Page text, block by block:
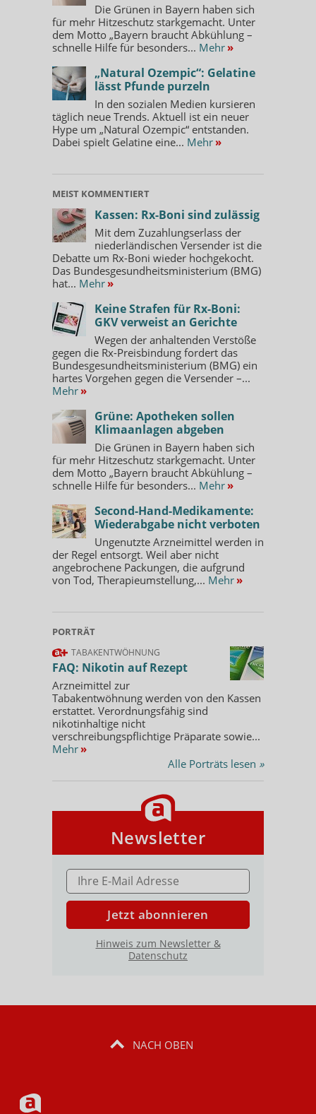
Die Grünen in Bayern haben sich
für mehr Hitzeschutz starkgemacht. Unter
dem Motto „Bayern braucht Abkühlung –
schnelle Hilfe für besonders... Mehr »
„Natural Ozempic“: Gelatine
lässt Pfunde purzeln
In den sozialen Medien kursieren
täglich neue Trends. Aktuell ist ein neuer
Hype um „Natural Ozempic“ entstanden.
Dabei spielt Gelatine eine... Mehr »
MEIST KOMMENTIERT
Kassen: Rx-Boni sind zulässig
Mit dem Zuzahlungserlass der
niederländischen Versender ist die
Debatte um Rx-Boni wieder hochgekocht.
Das Bundesgesundheitsministerium (BMG)
hat... Mehr »
Keine Strafen für Rx-Boni:
GKV verweist an Gerichte
Wegen der anhaltenden Verstöße
gegen die Rx-Preisbindung fordert das
Bundesgesundheitsministerium (BMG) ein
hartes Vorgehen gegen die Versender –...
Mehr »
Grüne: Apotheken sollen
Klimaanlagen abgeben
Die Grünen in Bayern haben sich
für mehr Hitzeschutz starkgemacht. Unter
dem Motto „Bayern braucht Abkühlung –
schnelle Hilfe für besonders... Mehr »
Second-Hand-Medikamente:
Wiederabgabe nicht verboten
Ungenutzte Arzneimittel werden in
der Regel entsorgt. Weil aber nicht
angebrochene Packungen, die aufgrund
von Tod, Therapieumstellung,... Mehr »
PORTRÄT
TABAKENTWÖHNUNG
FAQ: Nikotin auf Rezept
Arzneimittel zur
Tabakentwöhnung werden von den Kassen
erstattet. Verordnungsfähig sind
nikotinhaltige nicht
verschreibungspflichtige Präparate sowie...
Mehr »
Alle Porträts lesen »
Newsletter
E-MAIL ADRESSE
Jetzt abonnieren
Hinweis zum Newsletter &
Datenschutz
NACH OBEN